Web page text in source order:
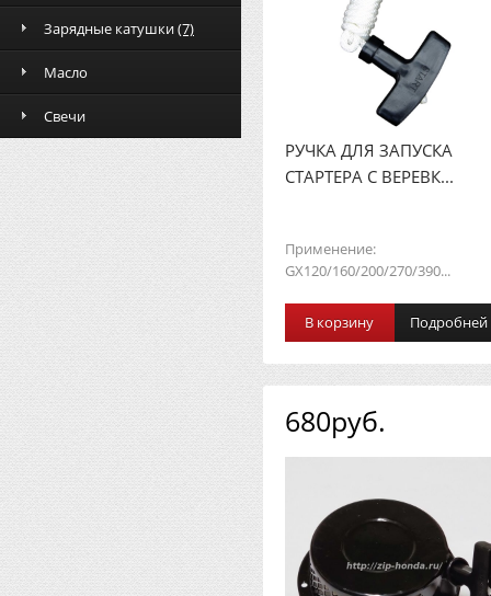
Зарядные катушки(7)
Масло
Свечи
РУЧКА ДЛЯ ЗАПУСКА
СТАРТЕРА С ВЕРЕВК...
Применение:
GX120/160/200/270/390...
В корзину Подробней
680руб.